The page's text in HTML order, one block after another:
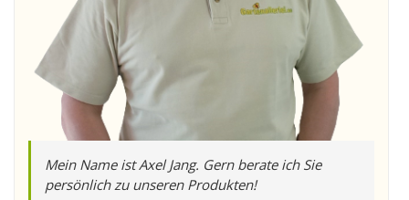
Mein Name ist Axel Jang. Gern berate ich Sie
persönlich zu unseren Produkten!